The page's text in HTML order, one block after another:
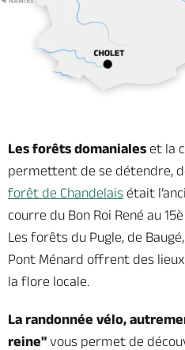
Les forêts domaniales et la
permettent de se détendre,
forêt de Chandelais était
courre du Bon Roi René au
Les forêts du Pugle, de
Pont Ménard offrent des
la flore locale.
La randonnée vélo,
reine" vous permet de